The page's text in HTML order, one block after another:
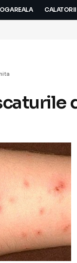
CALATORII